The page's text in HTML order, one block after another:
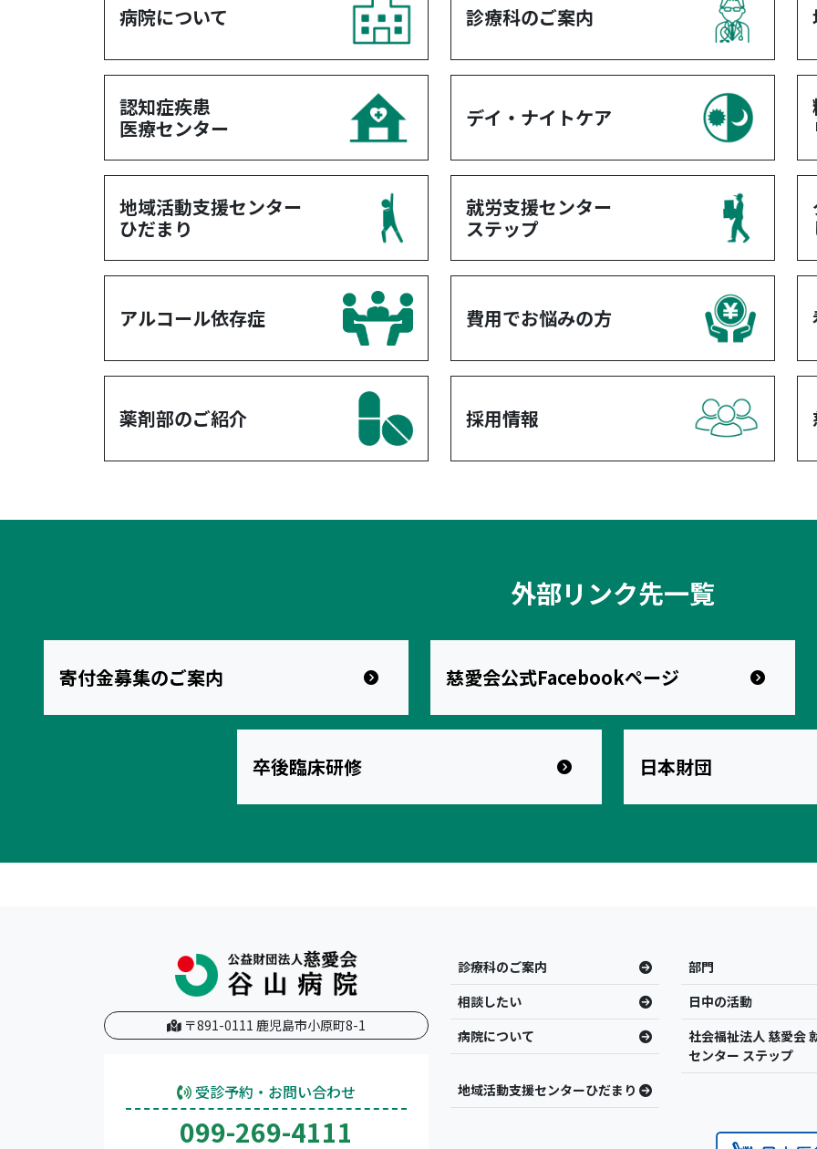
病院について 診療科のご案内
認知症疾患
医療センター
デイ・ナイトケア
地域活動支援センター
ひだまり
就労支援センター
ステップ
アルコール依存症 費用でお悩みの方
薬剤部のご紹介 採用情報
外部リンク先一覧
寄付金募集のご案内 慈愛会公式Facebookページ
卒後臨床研修 日本財団
〒891-0111 鹿児島市小原町8-1
受診予約・お問い合わせ
099-269-4111
診療科のご案内
部門
相談したい
日中の活動
病院について
社会福祉法人 慈愛会
センター ステップ
地域活動支援センターひだまり